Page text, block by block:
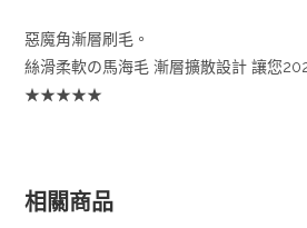
惡魔角漸層刷毛。
絲滑柔軟の馬海毛 漸層擴散設計 讓您
★★★★★
相關商品